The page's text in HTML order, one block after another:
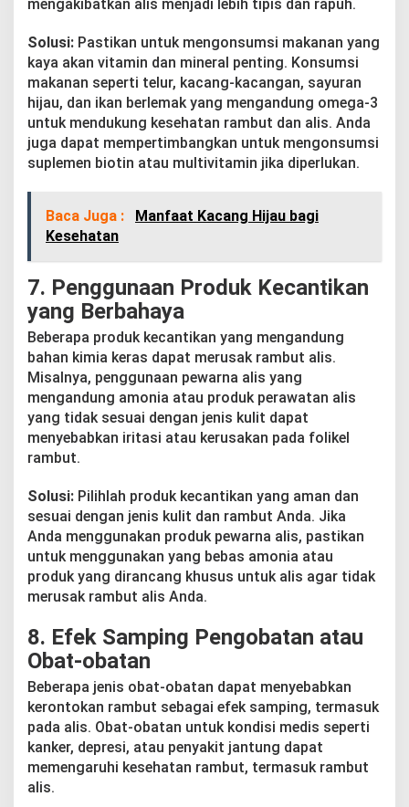
mengakibatkan alis menjadi lebih tipis dan rapuh.
Solusi: Pastikan untuk mengonsumsi makanan yang
kaya akan vitamin dan mineral penting. Konsumsi
makanan seperti telur, kacang-kacangan, sayuran
hijau, dan ikan berlemak yang mengandung omega-3
untuk mendukung kesehatan rambut dan alis. Anda
juga dapat mempertimbangkan untuk mengonsumsi
suplemen biotin atau multivitamin jika diperlukan.
Baca Juga :
Manfaat Kacang Hijau bagi
Kesehatan
7. Penggunaan Produk Kecantikan
yang Berbahaya
Beberapa produk kecantikan yang mengandung
bahan kimia keras dapat merusak rambut alis.
Misalnya, penggunaan pewarna alis yang
mengandung amonia atau produk perawatan alis
yang tidak sesuai dengan jenis kulit dapat
menyebabkan iritasi atau kerusakan pada folikel
rambut.
Solusi: Pilihlah produk kecantikan yang aman dan
sesuai dengan jenis kulit dan rambut Anda. Jika
Anda menggunakan produk pewarna alis, pastikan
untuk menggunakan yang bebas amonia atau
produk yang dirancang khusus untuk alis agar tidak
merusak rambut alis Anda.
8. Efek Samping Pengobatan atau
Obat-obatan
Beberapa jenis obat-obatan dapat menyebabkan
kerontokan rambut sebagai efek samping, termasuk
pada alis. Obat-obatan untuk kondisi medis seperti
kanker, depresi, atau penyakit jantung dapat
memengaruhi kesehatan rambut, termasuk rambut
alis.